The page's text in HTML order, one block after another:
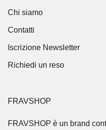
Chi siamo
Contatti
Iscrizione Newsletter
Richiedi un reso
FRAVSHOP
FRAVSHOP è un brand